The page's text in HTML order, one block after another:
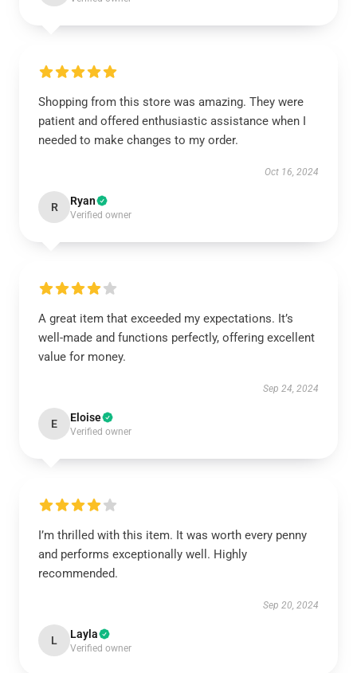
Shopping from this store was amazing. They were
patient and offered enthusiastic assistance when I
needed to make changes to my order.
Oct 16, 2024
R Ryan
Verified owner
A great item that exceeded my expectations. It’s
well-made and functions perfectly, offering excellent
value for money.
Sep 24, 2024
E Eloise
Verified owner
I’m thrilled with this item. It was worth every penny
and performs exceptionally well. Highly
recommended.
Sep 20, 2024
L Layla
Verified owner